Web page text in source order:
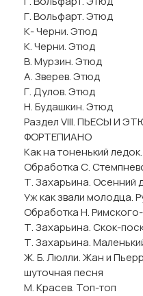
Г. Вольфарт. Этюд
К- Черни. Этюд
К. Черни. Этюд
В. Мурзин. Этюд
А. Зверев. Этюд
Г. Дулов. Этюд
Н. Будашкин. Этюд
Раздел VIII. ПЬЕСЫ И
ФОРТЕПИАНО
Как на тоненький
Обработка С.
Т. Захарьина. Осенний
Уж как звали молодца.
Обработка Н.
Т. Захарьина. Скок-
Т. Захарьина.
Ж. Б. Люлли. Жан и
шуточная песня
М. Красев. Топ-топ